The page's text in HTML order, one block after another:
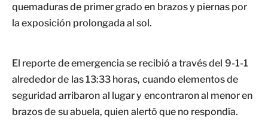
quemaduras de primer grado en brazos y piernas por
la exposición prolongada al sol.
El reporte de emergencia se recibió a través del 9-1-1
alrededor de las 13:33 horas, cuando elementos de
seguridad arribaron al lugar y encontraron al menor en
brazos de su abuela, quien alertó que no respondía.